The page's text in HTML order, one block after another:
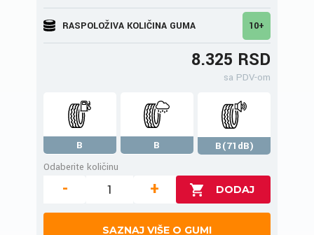
RASPOLOŽIVA KOLIČINA GUMA 10+
8.325 RSD
sa PDV-om
B B
B(71dB)
Odaberite količinu
- +
SAZNAJ VIŠE O GUMI